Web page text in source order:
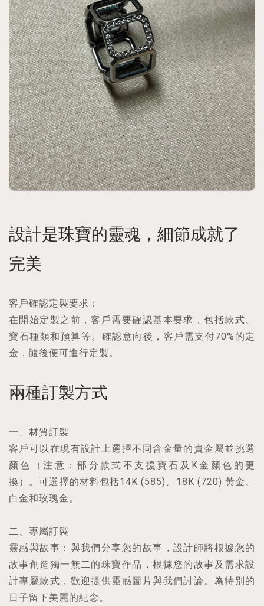
設計是珠寶的靈魂，細節成就了
完美
客戶確認定製要求：
在開始定製之前，客戶需要確認基本要求，包括款式、
寶石種類和預算等。確認意向後，客戶需支付70%的定
金，隨後便可進行定製。
兩種訂製方式
一、材質訂製
客戶可以在現有設計上選擇不同含金量的貴金屬並挑選
顏色（注意：部分款式不支援寶石及K金顏色的更
換）。可選擇的材料包括14K (585)、18K (720) 黃金、
白金和玫瑰金。
二、專屬訂製
靈感與故事：與我們分享您的故事，設計師將根據您的
故事創造獨一無二的珠寶作品，根據您的故事及需求設
計專屬款式，歡迎提供靈感圖片與我們討論。為特別的
日子留下美麗的紀念。